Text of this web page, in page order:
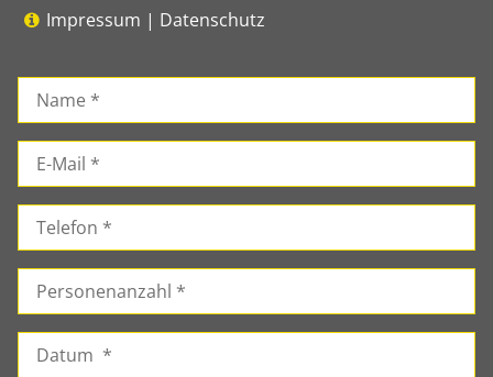
Impressum | Datenschutz